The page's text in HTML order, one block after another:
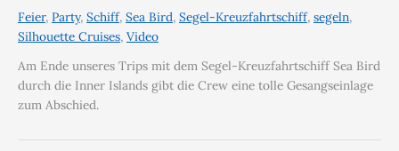
Feier, Party, Schiff, Sea Bird, Segel-Kreuzfahrtschiff, segeln,
Silhouette Cruises, Video
Am Ende unseres Trips mit dem Segel-Kreuzfahrtschiff Sea Bird
durch die Inner Islands gibt die Crew eine tolle Gesangseinlage
zum Abschied.